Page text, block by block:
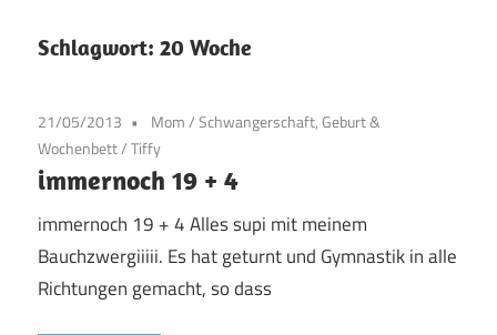
Mein
Food-
und
Travelblog
Schlagwort: 20 Woche
21/05/2013 Mom/Schwangerschaft, Geburt &
Wochenbett/Tiffy
immernoch 19 + 4
immernoch 19 + 4 Alles supi mit meinem
Bauchzwergiiiii. Es hat geturnt und Gymnastik in alle
Richtungen gemacht, so dass